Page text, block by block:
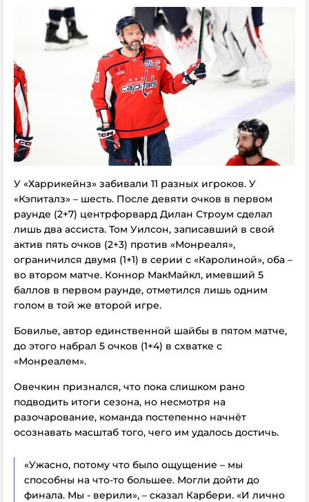
У «Харрикейнз» забивали 11 разных игроков. У
«Кэпиталз» – шесть. После девяти очков в первом
раунде (2+7) центрфорвард Дилан Строум сделал
лишь два ассиста. Том Уилсон, записавший в свой
актив пять очков (2+3) против «Монреаля»,
ограничился двумя (1+1) в серии с «Каролиной», оба –
во втором матче. Коннор МакМайкл, имевший 5
баллов в первом раунде, отметился лишь одним
голом в той же второй игре.
Бовилье, автор единственной шайбы в пятом матче,
до этого набрал 5 очков (1+4) в схватке с
«Монреалем».
Овечкин признался, что пока слишком рано
подводить итоги сезона, но несмотря на
разочарование, команда постепенно начнёт
осознавать масштаб того, чего им удалось достичь.
«Ужасно, потому что было ощущение – мы
способны на что-то большее. Могли дойти до
финала. Мы - верили», – сказал Карбери. «И лично